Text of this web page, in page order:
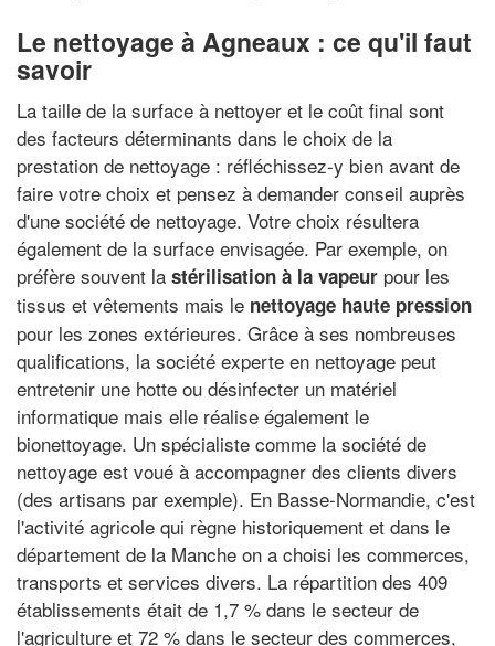
Le nettoyage à Agneaux : ce qu'il faut
savoir
La taille de la surface à nettoyer et le coût final sont
des facteurs déterminants dans le choix de la
prestation de nettoyage : réfléchissez-y bien avant de
faire votre choix et pensez à demander conseil auprès
d'une société de nettoyage. Votre choix résultera
également de la surface envisagée. Par exemple, on
préfère souvent la stérilisation à la vapeur pour les
tissus et vêtements mais le nettoyage haute pression
pour les zones extérieures. Grâce à ses nombreuses
qualifications, la société experte en nettoyage peut
entretenir une hotte ou désinfecter un matériel
informatique mais elle réalise également le
bionettoyage. Un spécialiste comme la société de
nettoyage est voué à accompagner des clients divers
(des artisans par exemple). En Basse-Normandie, c'est
l'activité agricole qui règne historiquement et dans le
département de la Manche on a choisi les commerces,
transports et services divers. La répartition des 409
établissements était de 1,7 % dans le secteur de
l'agriculture et 72 % dans le secteur des commerces,